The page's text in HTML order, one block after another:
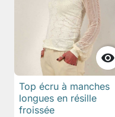

Top écru à manches
longues en résille
froissée